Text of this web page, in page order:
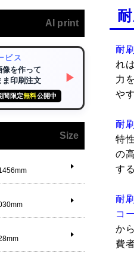
耐
れ
力
や
耐
特
の
す
耐
コ
か
費
AI print
ビス
像を作って
ま印刷注文
間限定無料公開中
▶
Size